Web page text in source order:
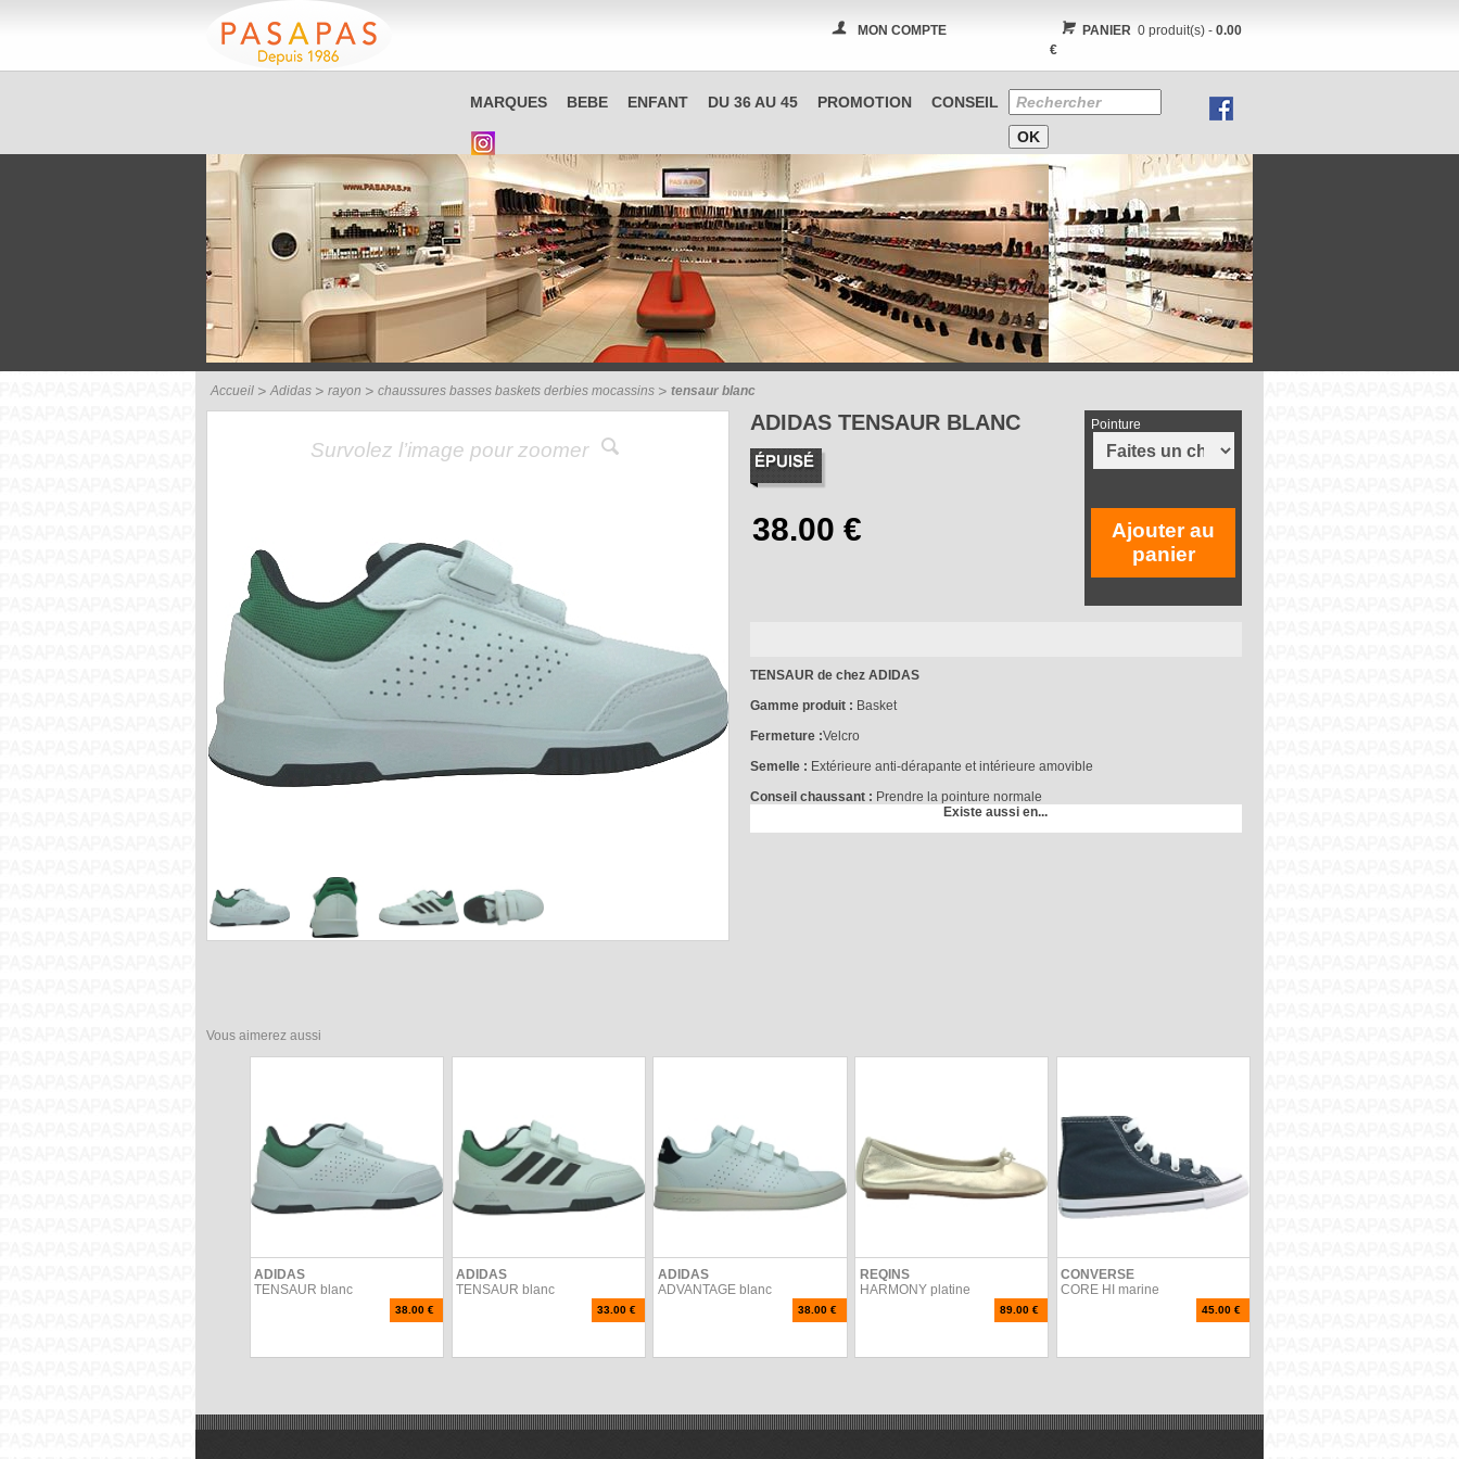
MON COMPTE PANIER 0 produit(s) -0.00
€
MARQUES BEBE ENFANT DU 36 AU 45 PROMOTION CONSEIL
Accueil Adidas rayon chaussures basses baskets derbies mocassins tensaur blanc
Survolez l’image pour zoomer
ADIDAS TENSAUR BLANC Pointure
Ajouter au
panier
TENSAUR de chez ADIDAS
Gamme produit : Basket
Fermeture :Velcro
Semelle : Extérieure anti-dérapante et intérieure amovible
Conseil chaussant : Prendre la pointure normale
Existe aussi en...
Vous aimerez aussi
ADIDAS
TENSAUR blanc
38.00 €
ADIDAS
TENSAUR blanc
33.00 €
ADIDAS
ADVANTAGE blanc
38.00 €
REQINS
HARMONY platine
89.00 €
CONVERSE
CORE HI marine
45.00 €